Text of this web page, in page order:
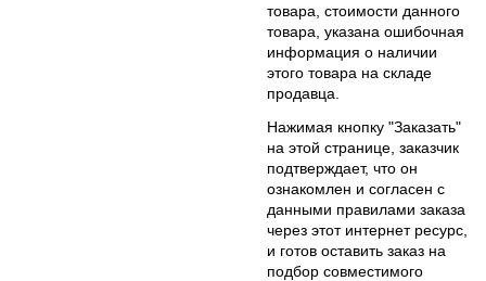
товара, стоимости данного
товара, указана ошибочная
информация о наличии
этого товара на складе
продавца.
Нажимая кнопку "Заказать"
на этой странице, заказчик
подтверждает, что он
ознакомлен и согласен с
данными правилами заказа
через этот интернет ресурс,
и готов оставить заказ на
подбор совместимого